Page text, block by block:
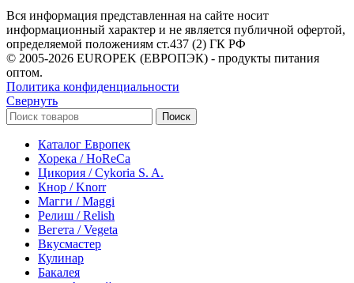
Вся информация представленная на сайте носит
информационный характер и не является публичной офертой,
определяемой положениям ст.437 (2) ГК РФ
© 2005-2026 EUROPEK (ЕВРОПЭК) - продукты питания
оптом.
Политика конфиденциальности
Свернуть
Поиск
Каталог Европек
Хорека / HoReCa
Цикория / Cykoria S. A.
Кнор / Knorr
Магги / Maggi
Релиш / Relish
Вегета / Vegeta
Вкусмастер
Кулинар
Бакалея